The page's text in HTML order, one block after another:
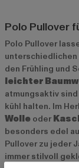
Polo Pullover
Polo Pullover
den Frühling und
leichter
atmungsaktiv sind
kühl halten. Im
Wolle oder
besonders edel
Pullover zu jeder
immer stilvoll